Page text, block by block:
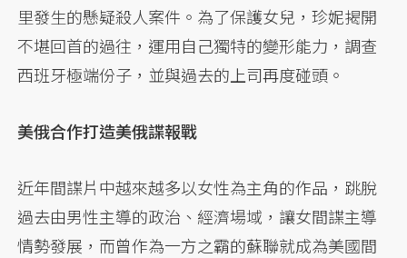
里發生的懸疑殺人案件。為了保護女兒，珍妮揭開
不堪回首的過往，運用自己獨特的變形能力，調查
西班牙極端份子，並與過去的上司再度碰頭。
美俄合作打造美俄諜報戰
近年間諜片中越來越多以女性為主角的作品，跳脫
過去由男性主導的政治、經濟場域，讓女間諜主導
情勢發展，而曾作為一方之霸的蘇聯就成為美國間